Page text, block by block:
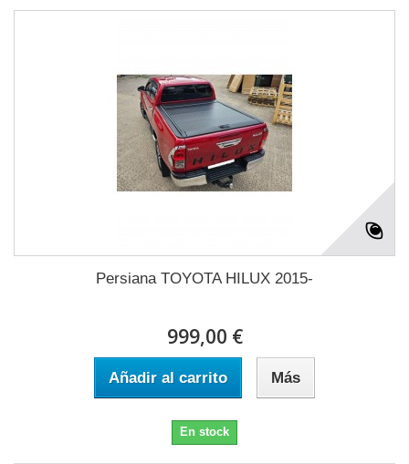
Persiana TOYOTA HILUX 2015-
999,00 €
Añadir al carrito Más
En stock